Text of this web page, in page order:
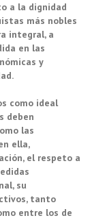
a la dignidad
más nobles
integral, a
en las
y
como ideal
deben
las
ella,
el respeto a
su
tanto
entre los de